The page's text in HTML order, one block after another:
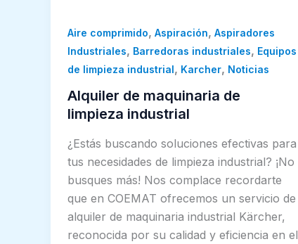
Aire comprimido, Aspiración, Aspiradores
Industriales, Barredoras industriales, Equipos
de limpieza industrial, Karcher, Noticias
Alquiler de maquinaria de
limpieza industrial
¿Estás buscando soluciones efectivas para
tus necesidades de limpieza industrial? ¡No
busques más! Nos complace recordarte
que en COEMAT ofrecemos un servicio de
alquiler de maquinaria industrial Kärcher,
reconocida por su calidad y eficiencia en el